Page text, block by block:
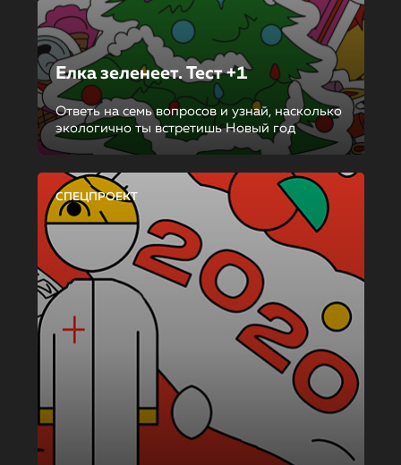
Елка зеленеет. Тест +1
Ответь на семь вопросов и узнай, насколько
экологично ты встретишь Новый год
СПЕЦПРОЕКТ